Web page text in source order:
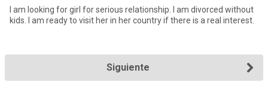
I am looking for girl for serious relationship. I am divorced without
kids. I am ready to visit her in her country if there is a real interest.
Siguiente